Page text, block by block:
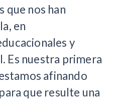
que nos han
en
y
Es nuestra primera
afinando
que resulte una